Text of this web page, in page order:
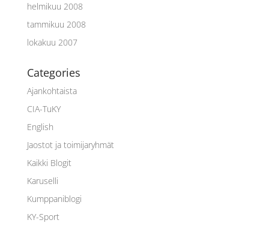
helmikuu 2008
tammikuu 2008
lokakuu 2007
Categories
Ajankohtaista
CIA-TuKY
English
Jaostot ja toimijaryhmät
Kaikki Blogit
Karuselli
Kumppaniblogi
KY-Sport